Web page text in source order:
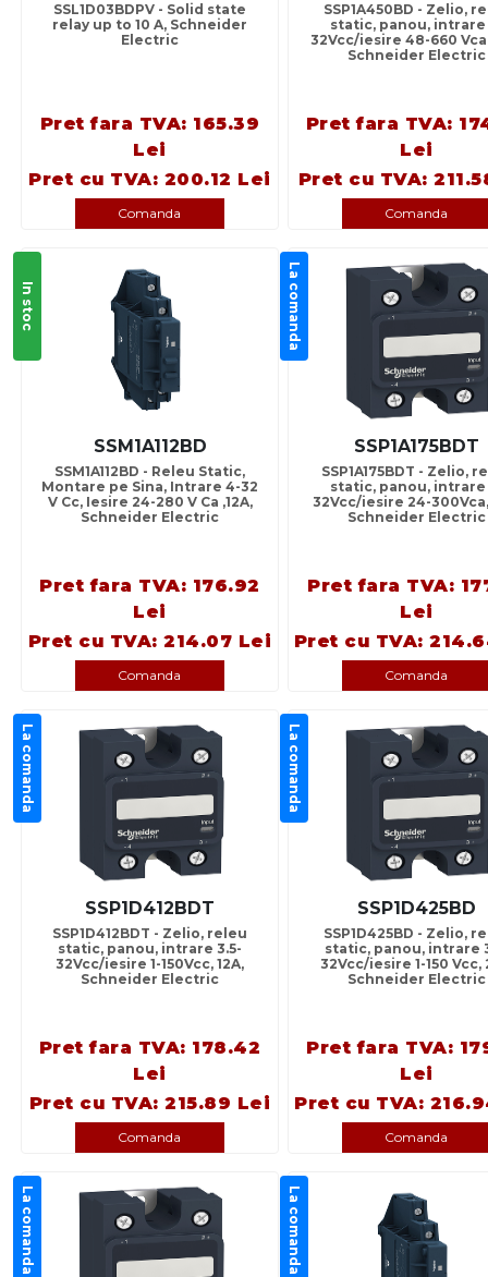
SSL1D03BDPV - Solid state
relay up to 10 A, Schneider
Electric
Pret fara TVA: 165.39
Lei
Pret cu TVA: 200.12 Lei
Comanda
SSP1A450BD - Zelio,
static, panou, intrare
32Vcc/iesire 48-660
Schneider Electric
Pret fara TVA:
Lei
Pret cu TVA:
Comanda
In stoc
SSM1A112BD
SSM1A112BD - Releu Static,
Montare pe Sina, Intrare 4-32
V Cc, Iesire 24-280 V Ca ,12A,
Schneider Electric
Pret fara TVA: 176.92
Lei
Pret cu TVA: 214.07 Lei
Comanda
La comanda
SSP1A175BDT
SSP1A175BDT - Zelio,
static, panou, intrare
32Vcc/iesire 24-300Vca,
Schneider Electric
Pret fara TVA:
Lei
Pret cu TVA:
Comanda
La comanda
SSP1D412BDT
SSP1D412BDT - Zelio, releu
static, panou, intrare 3.5-
32Vcc/iesire 1-150Vcc, 12A,
Schneider Electric
Pret fara TVA: 178.42
Lei
Pret cu TVA: 215.89 Lei
Comanda
La comanda
SSP1D425BD
SSP1D425BD - Zelio,
static, panou, intrare
32Vcc/iesire 1-150 Vcc,
Schneider Electric
Pret fara TVA:
Lei
Pret cu TVA:
Comanda
La comanda La comanda